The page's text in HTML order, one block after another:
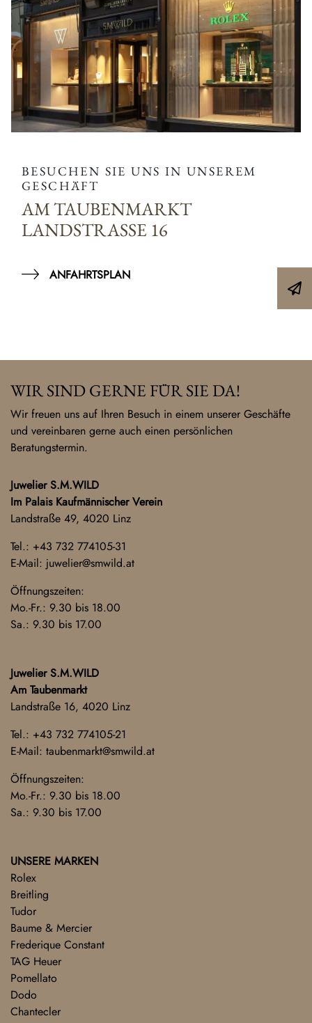
BESUCHEN SIE UNS IN UNSEREM
GESCHÄFT
AM TAUBENMARKT
LANDSTRASSE 16
ANFAHRTSPLAN
WIR SIND GERNE FÜR SIE DA!
Wir freuen uns auf Ihren Besuch in einem unserer Geschäfte
und vereinbaren gerne auch einen persönlichen
Beratungstermin.
Juwelier S.M.WILD
Im Palais Kaufmännischer Verein
Landstraße 49, 4020 Linz
Tel.: +43 732 774105-31
E-Mail: juwelier@smwild.at
Öffnungszeiten:
Mo.-Fr.: 9.30 bis 18.00
Sa.: 9.30 bis 17.00
Juwelier S.M.WILD
Am Taubenmarkt
Landstraße 16, 4020 Linz
Tel.: +43 732 774105-21
E-Mail: taubenmarkt@smwild.at
Öffnungszeiten:
Mo.-Fr.: 9.30 bis 18.00
Sa.: 9.30 bis 17.00
UNSERE MARKEN
Rolex
Breitling
Tudor
Baume & Mercier
Frederique Constant
TAG Heuer
Pomellato
Dodo
Chantecler